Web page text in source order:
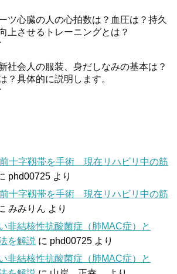
ツ心臓の人の心拍数は？血圧は？持久
上させるトレーニングとは？
社会人の服装、身だしなみの基本は？
？具体的に説明します。
十字靱帯を手術 現在リハビリ中の筋
phd00725 より
十字靱帯を手術 現在リハビリ中の筋
みみりん より
非結核性抗酸菌症（肺MAC症）と
を解説 に phd00725 より
非結核性抗酸菌症（肺MAC症）と